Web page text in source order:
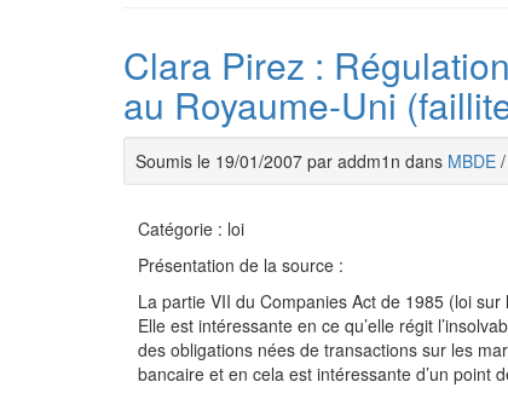
Clara Pirez :
au Royaume-Uni
Soumis le 19/01/2007 par addm1n dans MBDE /
Catégorie : loi
Présentation de la source :
La partie VII du Companies Act de 1985 (loi
Elle est intéressante en ce qu’elle régit
des obligations nées de transactions sur les
bancaire et en cela est intéressante d’un point